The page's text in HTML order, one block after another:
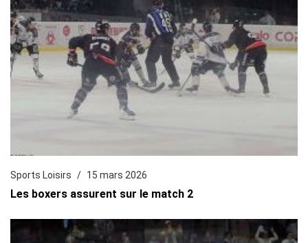
Sports Loisirs 15 mars 2026
Les boxers assurent sur le match 2